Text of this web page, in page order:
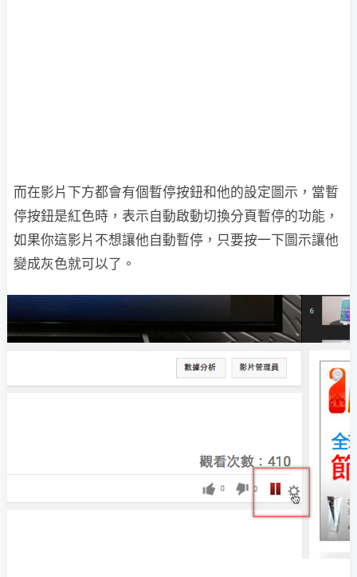
而在影片下方都會有個暫停按鈕和他的設定圖示，當暫
停按鈕是紅色時，表示自動啟動切換分頁暫停的功能，
如果你這影片不想讓他自動暫停，只要按一下圖示讓他
變成灰色就可以了。